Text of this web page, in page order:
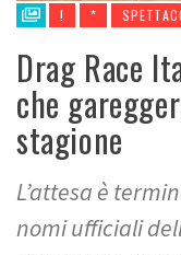
! *
Drag Race
che
stagione
L’attesa è
nomi ufficiali